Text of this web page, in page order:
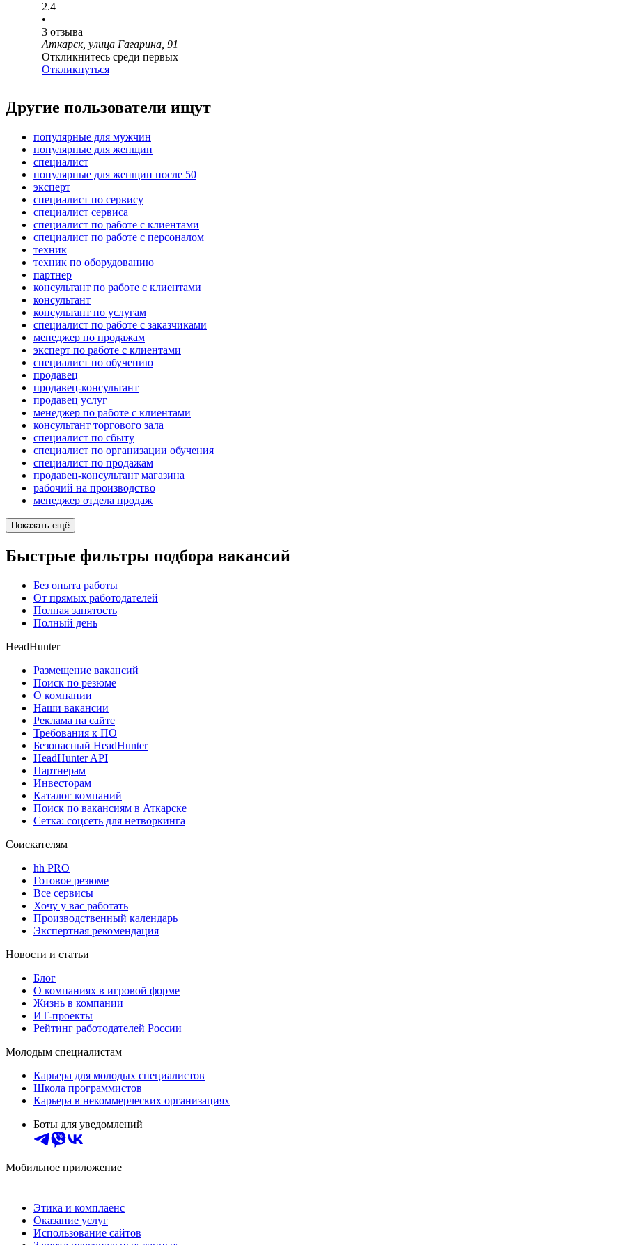
2.4
•
3 отзыва
Аткарск, улица Гагарина, 91
Откликнитесь среди первых
Откликнуться
Другие пользователи ищут
популярные для мужчин
популярные для женщин
специалист
популярные для женщин после 50
эксперт
специалист по сервису
специалист сервиса
специалист по работе с клиентами
специалист по работе с персоналом
техник
техник по оборудованию
партнер
консультант по работе с клиентами
консультант
консультант по услугам
специалист по работе с заказчиками
менеджер по продажам
эксперт по работе с клиентами
специалист по обучению
продавец
продавец-консультант
продавец услуг
менеджер по работе с клиентами
консультант торгового зала
специалист по сбыту
специалист по организации обучения
специалист по продажам
продавец-консультант магазина
рабочий на производство
менеджер отдела продаж
Показать ещё
Быстрые фильтры подбора вакансий
Без опыта работы
От прямых работодателей
Полная занятость
Полный день
HeadHunter
Размещение вакансий
Поиск по резюме
О компании
Наши вакансии
Реклама на сайте
Требования к ПО
Безопасный HeadHunter
HeadHunter API
Партнерам
Инвесторам
Каталог компаний
Поиск по вакансиям в Аткарске
Сетка: соцсеть для нетворкинга
Соискателям
hh PRO
Готовое резюме
Все сервисы
Хочу у вас работать
Производственный календарь
Экспертная рекомендация
Новости и статьи
Блог
О компаниях в игровой форме
Жизнь в компании
ИТ-проекты
Рейтинг работодателей России
Молодым специалистам
Карьера для молодых специалистов
Школа программистов
Карьера в некоммерческих организациях
Боты для уведомлений
Мобильное приложение
Этика и комплаенс
Оказание услуг
Использование сайтов